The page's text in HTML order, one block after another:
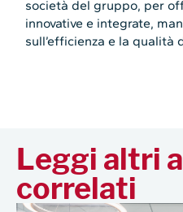
società del gruppo, per
innovative e integrate,
sull’efficienza e la qualità
Leggi altri
correlati